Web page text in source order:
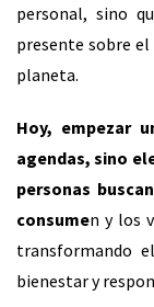
personal, sino
presente sobre
planeta.
Hoy, empezar
agendas, sino
personas
consumen y los
transformando
bienestar y